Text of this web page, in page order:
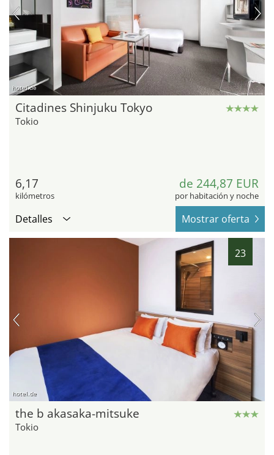
hotel.de
Citadines Shinjuku Tokyo
Tokio
6,17
kilómetros
de 244,87 EUR
por habitación y noche
Detalles Mostrar oferta
23
hotel.de
the b akasaka-mitsuke
Tokio